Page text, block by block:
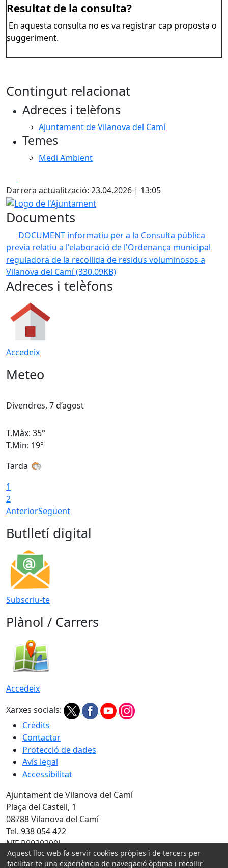
Resultat de la consulta?
En aquesta consulta no es va registrar cap proposta o
suggeriment.
Contingut relacionat
Adreces i telèfons
Ajuntament de Vilanova del Camí
Temes
Medi Ambient
Darrera actualització: 23.04.2026 | 13:05
Logo de l'Ajuntament
Documents
DOCUMENT informatiu per a la Consulta pública
previa relatiu a l'elaboració de l'Ordenança municipal
reguladora de la recollida de residus voluminosos a
Vilanova del Camí(330.09KB)
Adreces i telèfons
Accedeix
Meteo
Divendres, 7 d’agost
T.Màx: 35°
T.Min: 19°
Tarda
1
2
AnteriorSegüent
Butlletí digital
Subscriu-te
Plànol / Carrers
Accedeix
Xarxes socials:
Crèdits
Contactar
Protecció de dades
Avís legal
Accessibilitat
Ajuntament de Vilanova del Camí
Plaça del Castell, 1
08788 Vilanova del Camí
Tel. 938 054 422
NIF P0830300J
Amb la col·laboració de:
Aquest lloc web fa servir cookies pròpies i de tercers per
facilitar-te una experiència de navegació òptima i recollir